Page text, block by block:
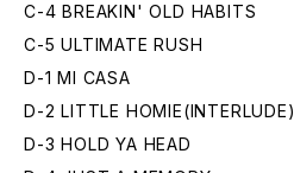
C-4 BREAKIN' OLD HABITS
C-5 ULTIMATE RUSH
D-1 MI CASA
D-2 LITTLE HOMIE(INTERLUDE)
D-3 HOLD YA HEAD